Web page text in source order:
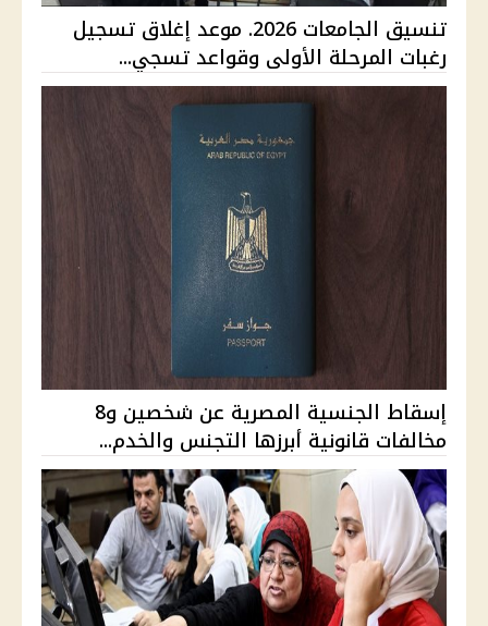
تنسيق الجامعات 2026. موعد إغلاق تسجيل
رغبات المرحلة الأولى وقواعد تسجي...
إسقاط الجنسية المصرية عن شخصين و8
مخالفات قانونية أبرزها التجنس والخدم...